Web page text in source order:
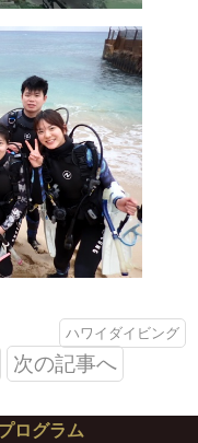
ハワイダイビング
次の記事へ
ログラム